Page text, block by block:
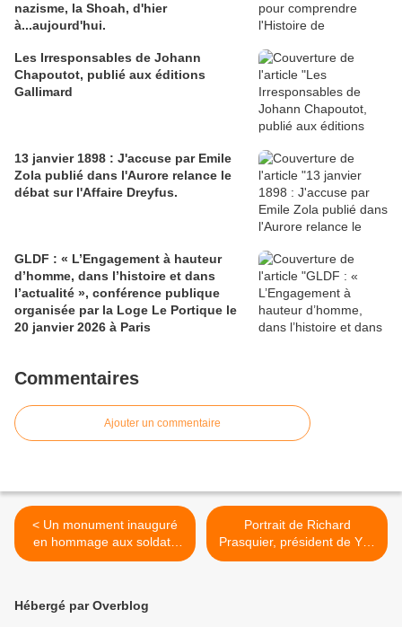
nazisme, la Shoah, d'hier
à...aujourd'hui.
Les Irresponsables de Johann
Chapoutot, publié aux éditions
Gallimard
13 janvier 1898 : J'accuse par Emile
Zola publié dans l'Aurore relance le
débat sur l'Affaire Dreyfus.
GLDF : « L’Engagement à hauteur
d’homme, dans l’histoire et dans
l’actualité », conférence publique
organisée par la Loge Le Portique le
20 janvier 2026 à Paris
Commentaires
Ajouter un commentaire
< Un monument inauguré
en hommage aux soldats
de la SS en Estonie.
Portrait de Richard
Prasquier, président de Yad
Vashem France. >
Hébergé par Overblog